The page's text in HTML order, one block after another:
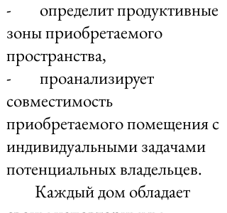
- определит продуктивные
зоны приобретаемого
пространства,
- проанализирует
совместимость
приобретаемого помещения с
индивидуальными задачами
потенциальных владельцев.
Каждый дом обладает